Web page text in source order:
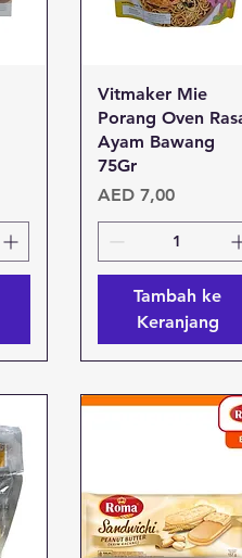
Tampilan Cepat
Vitmaker Mie
Porang Oven
Ayam Bawang
75Gr
Harga
AED 7,00
Tambah ke
Keranjang